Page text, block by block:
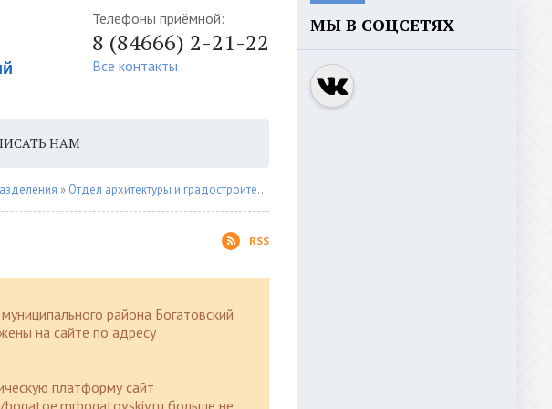
Телефоны приёмной:
8 (84666) 2-21-22
Все контакты
НАМ
» Отдел архитектуры и градостроительства
RSS
района Богатовский
на сайте по адресу
платформу сайт
больше не
МЫ В СОЦСЕТЯХ